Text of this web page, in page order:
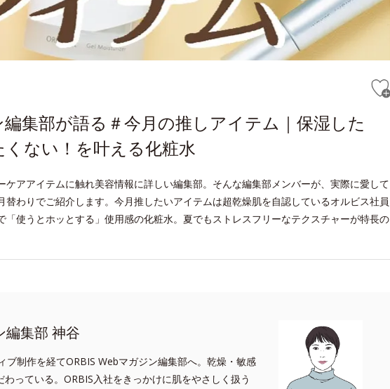
編集部が語る＃今月の推しアイテム｜保湿した
ない！を叶える化粧水
ケアアイテムに触れ美容情報に詳しい編集部。そんな編集部メンバーが、実際に愛して
替わりでご紹介します。今月推したいアイテムは超乾燥肌を自認しているオルビス社員
「使うとホッとする」使用感の化粧水。夏でもストレスフリーなテクスチャーが特長の
編集部 神谷
ブ制作を経てORBIS Webマガジン編集部へ。乾燥・敏感
っている。ORBIS入社をきっかけに肌をやさしく扱う